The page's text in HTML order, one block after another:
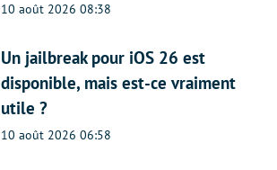
10 août 2026 08:38
Un jailbreak pour iOS 26 est
disponible, mais est-ce vraiment
utile ?
10 août 2026 06:58